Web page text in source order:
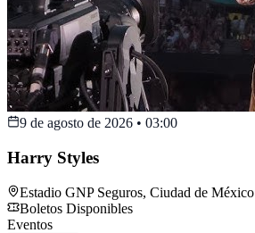
9 de agosto de 2026 • 03:00
Harry Styles
Estadio GNP Seguros, Ciudad de México
Boletos Disponibles
Eventos